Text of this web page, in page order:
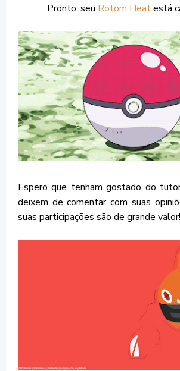
Pronto, seu Rotom Heat está
Espero que tenham gostado do
deixem de comentar com suas
suas participações são de grande valor!